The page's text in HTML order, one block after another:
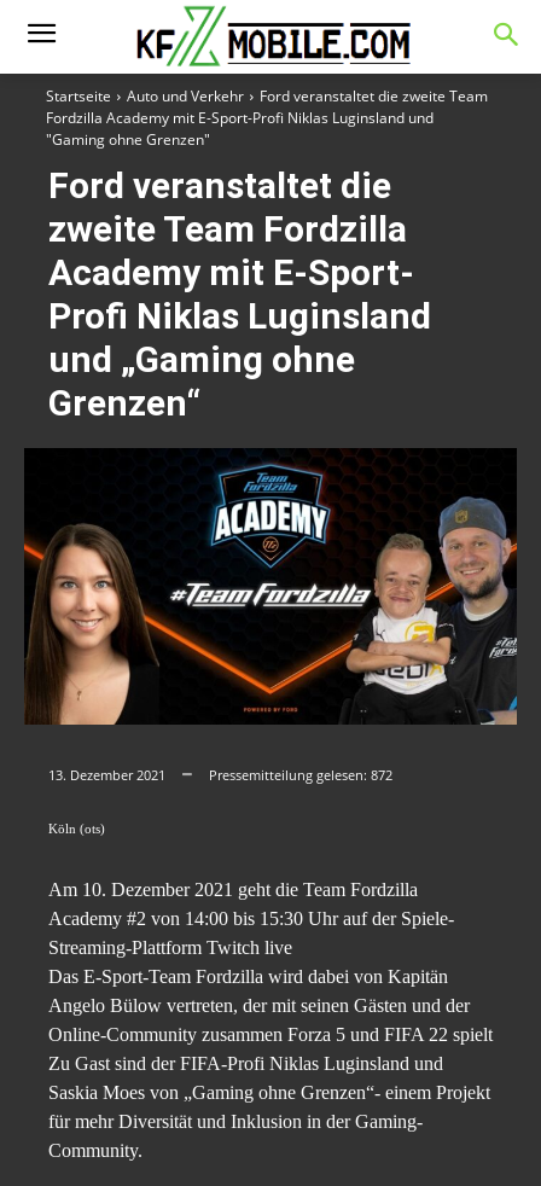
Startseite Auto und Verkehr
Ford veranstaltet die zweite Team
Fordzilla Academy mit E-Sport-Profi Niklas Luginsland und
"Gaming ohne Grenzen"
Ford veranstaltet die
zweite Team Fordzilla
Academy mit E-Sport-
Profi Niklas Luginsland
und „Gaming ohne
Grenzen“
13. Dezember 2021 Pressemitteilung gelesen: 872
Köln (ots)
Am 10. Dezember 2021 geht die Team Fordzilla
Academy #2 von 14:00 bis 15:30 Uhr auf der Spiele-
Streaming-Plattform Twitch live
Das E-Sport-Team Fordzilla wird dabei von Kapitän
Angelo Bülow vertreten, der mit seinen Gästen und der
Online-Community zusammen Forza 5 und FIFA 22 spielt
Zu Gast sind der FIFA-Profi Niklas Luginsland und
Saskia Moes von „Gaming ohne Grenzen“- einem Projekt
für mehr Diversität und Inklusion in der Gaming-
Community.